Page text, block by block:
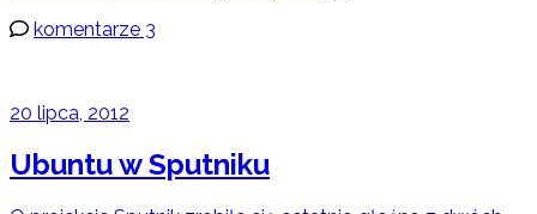
komentarze 3
20 lipca, 2012
Ubuntu w Sputniku